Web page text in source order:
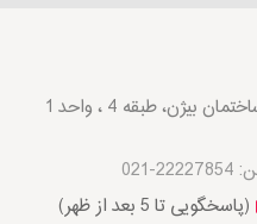
بیژن، طبقه 4 ، واحد 1
021
(پاسخگویی تا 5 بعد از ظهر)